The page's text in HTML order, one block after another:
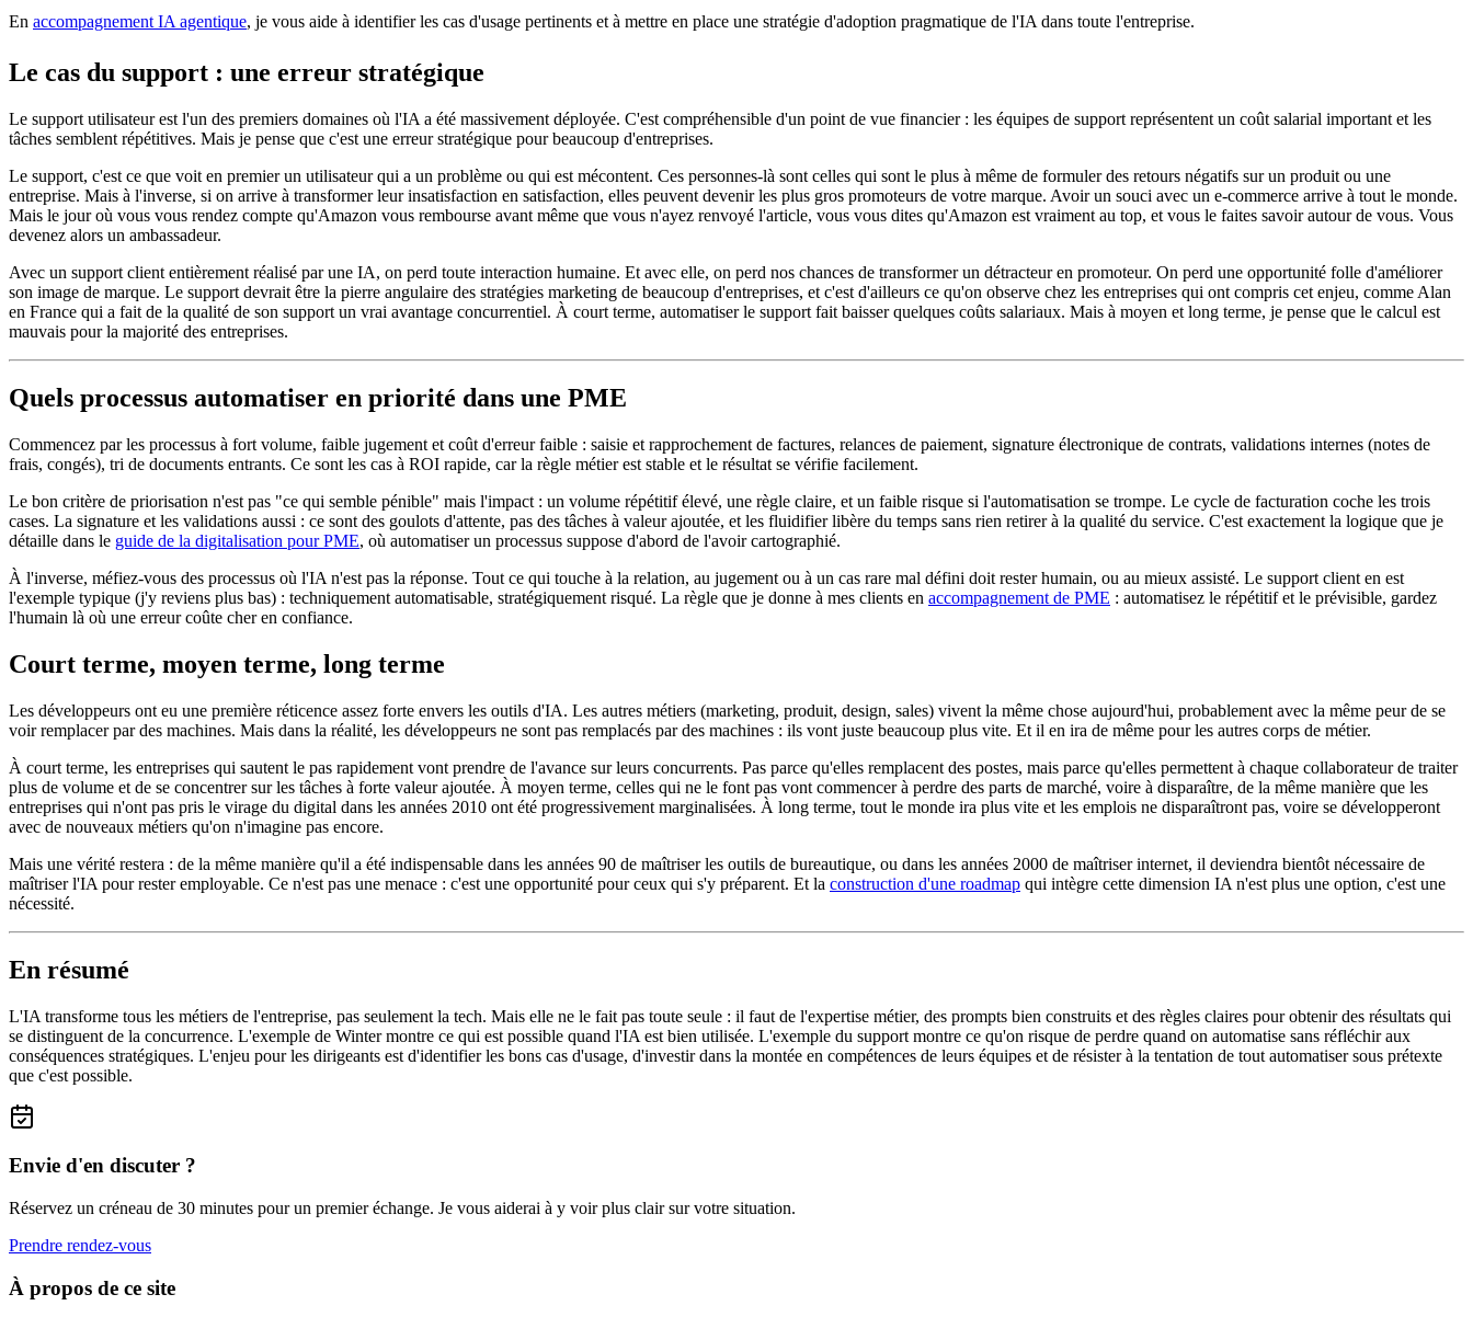
En accompagnement IA agentique, je vous aide à identifier les cas d'usage pertinents et à mettre en place une stratégie d'adoption pragmatique de l'IA dans toute l'entreprise.
Le cas du support : une erreur stratégique
Le support utilisateur est l'un des premiers domaines où l'IA a été massivement déployée. C'est compréhensible d'un point de vue financier : les équipes de support représentent un coût salarial important et les
tâches semblent répétitives. Mais je pense que c'est une erreur stratégique pour beaucoup d'entreprises.
Le support, c'est ce que voit en premier un utilisateur qui a un problème ou qui est mécontent. Ces personnes-là sont celles qui sont le plus à même de formuler des retours négatifs sur un produit ou une
entreprise. Mais à l'inverse, si on arrive à transformer leur insatisfaction en satisfaction, elles peuvent devenir les plus gros promoteurs de votre marque. Avoir un souci avec un e-commerce arrive à tout le monde.
Mais le jour où vous vous rendez compte qu'Amazon vous rembourse avant même que vous n'ayez renvoyé l'article, vous vous dites qu'Amazon est vraiment au top, et vous le faites savoir autour de vous. Vous
devenez alors un ambassadeur.
Avec un support client entièrement réalisé par une IA, on perd toute interaction humaine. Et avec elle, on perd nos chances de transformer un détracteur en promoteur. On perd une opportunité folle d'améliorer
son image de marque. Le support devrait être la pierre angulaire des stratégies marketing de beaucoup d'entreprises, et c'est d'ailleurs ce qu'on observe chez les entreprises qui ont compris cet enjeu, comme Alan
en France qui a fait de la qualité de son support un vrai avantage concurrentiel. À court terme, automatiser le support fait baisser quelques coûts salariaux. Mais à moyen et long terme, je pense que le calcul est
mauvais pour la majorité des entreprises.
Quels processus automatiser en priorité dans une PME
Commencez par les processus à fort volume, faible jugement et coût d'erreur faible : saisie et rapprochement de factures, relances de paiement, signature électronique de contrats, validations internes (notes de
frais, congés), tri de documents entrants. Ce sont les cas à ROI rapide, car la règle métier est stable et le résultat se vérifie facilement.
Le bon critère de priorisation n'est pas "ce qui semble pénible" mais l'impact : un volume répétitif élevé, une règle claire, et un faible risque si l'automatisation se trompe. Le cycle de facturation coche les trois
cases. La signature et les validations aussi : ce sont des goulots d'attente, pas des tâches à valeur ajoutée, et les fluidifier libère du temps sans rien retirer à la qualité du service. C'est exactement la logique que je
détaille dans le guide de la digitalisation pour PME, où automatiser un processus suppose d'abord de l'avoir cartographié.
À l'inverse, méfiez-vous des processus où l'IA n'est pas la réponse. Tout ce qui touche à la relation, au jugement ou à un cas rare mal défini doit rester humain, ou au mieux assisté. Le support client en est
l'exemple typique (j'y reviens plus bas) : techniquement automatisable, stratégiquement risqué. La règle que je donne à mes clients en accompagnement de PME : automatisez le répétitif et le prévisible, gardez
l'humain là où une erreur coûte cher en confiance.
Court terme, moyen terme, long terme
Les développeurs ont eu une première réticence assez forte envers les outils d'IA. Les autres métiers (marketing, produit, design, sales) vivent la même chose aujourd'hui, probablement avec la même peur de se
voir remplacer par des machines. Mais dans la réalité, les développeurs ne sont pas remplacés par des machines : ils vont juste beaucoup plus vite. Et il en ira de même pour les autres corps de métier.
À court terme, les entreprises qui sautent le pas rapidement vont prendre de l'avance sur leurs concurrents. Pas parce qu'elles remplacent des postes, mais parce qu'elles permettent à chaque collaborateur de traiter
plus de volume et de se concentrer sur les tâches à forte valeur ajoutée. À moyen terme, celles qui ne le font pas vont commencer à perdre des parts de marché, voire à disparaître, de la même manière que les
entreprises qui n'ont pas pris le virage du digital dans les années 2010 ont été progressivement marginalisées. À long terme, tout le monde ira plus vite et les emplois ne disparaîtront pas, voire se développeront
avec de nouveaux métiers qu'on n'imagine pas encore.
Mais une vérité restera : de la même manière qu'il a été indispensable dans les années 90 de maîtriser les outils de bureautique, ou dans les années 2000 de maîtriser internet, il deviendra bientôt nécessaire de
maîtriser l'IA pour rester employable. Ce n'est pas une menace : c'est une opportunité pour ceux qui s'y préparent. Et la construction d'une roadmap qui intègre cette dimension IA n'est plus une option, c'est une
nécessité.
En résumé
L'IA transforme tous les métiers de l'entreprise, pas seulement la tech. Mais elle ne le fait pas toute seule : il faut de l'expertise métier, des prompts bien construits et des règles claires pour obtenir des résultats qui
se distinguent de la concurrence. L'exemple de Winter montre ce qui est possible quand l'IA est bien utilisée. L'exemple du support montre ce qu'on risque de perdre quand on automatise sans réfléchir aux
conséquences stratégiques. L'enjeu pour les dirigeants est d'identifier les bons cas d'usage, d'investir dans la montée en compétences de leurs équipes et de résister à la tentation de tout automatiser sous prétexte
que c'est possible.
Envie d'en discuter ?
Réservez un créneau de 30 minutes pour un premier échange. Je vous aiderai à y voir plus clair sur votre situation.
Prendre rendez-vous
À propos de ce site